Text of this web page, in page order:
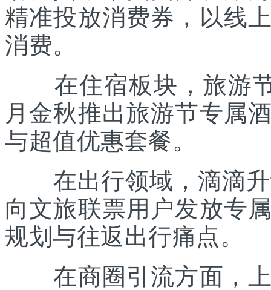
精准投放消费券，以线
消费。
在住宿板块，旅游节
月金秋推出旅游节专属
与超值优惠套餐。
在出行领域，滴滴升
向文旅联票用户发放专
规划与往返出行痛点。
在商圈引流方面，上